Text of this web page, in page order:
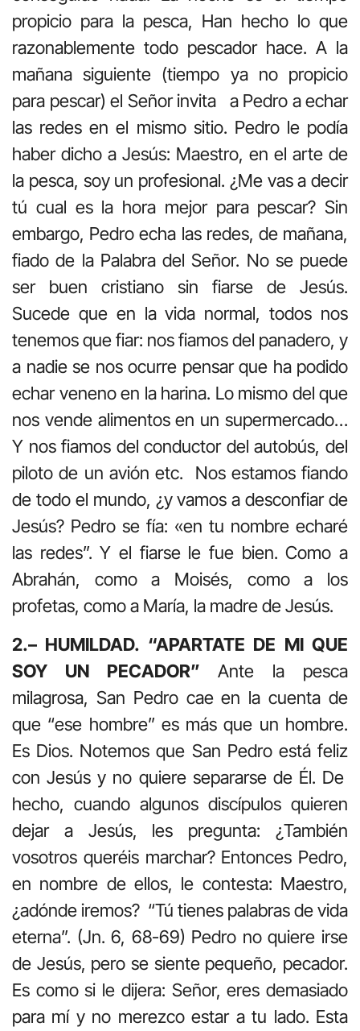
propicio para la pesca, Han hecho lo que
razonablemente todo pescador hace. A la
mañana siguiente (tiempo ya no propicio
para pescar) el Señor invita a Pedro a echar
las redes en el mismo sitio. Pedro le podía
haber dicho a Jesús: Maestro, en el arte de
la pesca, soy un profesional. ¿Me vas a decir
tú cual es la hora mejor para pescar? Sin
embargo, Pedro echa las redes, de mañana,
fiado de la Palabra del Señor. No se puede
ser buen cristiano sin fiarse de Jesús.
Sucede que en la vida normal, todos nos
tenemos que fiar: nos fiamos del panadero, y
a nadie se nos ocurre pensar que ha podido
echar veneno en la harina. Lo mismo del que
nos vende alimentos en un supermercado…
Y nos fiamos del conductor del autobús, del
piloto de un avión etc. Nos estamos fiando
de todo el mundo, ¿y vamos a desconfiar de
Jesús? Pedro se fía: «en tu nombre echaré
las redes”. Y el fiarse le fue bien. Como a
Abrahán, como a Moisés, como a los
profetas, como a María, la madre de Jesús.
2.– HUMILDAD. “APARTATE DE MI QUE
SOY UN PECADOR” Ante la pesca
milagrosa, San Pedro cae en la cuenta de
que “ese hombre” es más que un hombre.
Es Dios. Notemos que San Pedro está feliz
con Jesús y no quiere separarse de Él. De
hecho, cuando algunos discípulos quieren
dejar a Jesús, les pregunta: ¿También
vosotros queréis marchar? Entonces Pedro,
en nombre de ellos, le contesta: Maestro,
¿adónde iremos? “Tú tienes palabras de vida
eterna”. (Jn. 6, 68-69) Pedro no quiere irse
de Jesús, pero se siente pequeño, pecador.
Es como si le dijera: Señor, eres demasiado
para mí y no merezco estar a tu lado. Esta